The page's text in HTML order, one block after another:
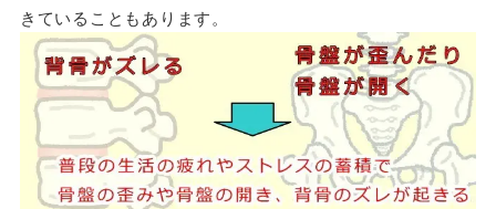
きていることもあります。